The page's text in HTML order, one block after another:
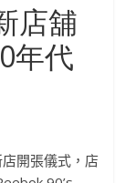
店舖
年代
開張儀式，店